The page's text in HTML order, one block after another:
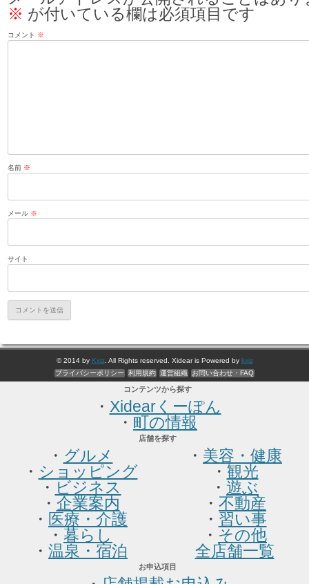
※ が付いている欄は必須項目です
コメント ※
名前 ※
メール ※
サイト
© 2014 by Kxiz. All Rights reserved. Xidear is Powered by kxiz
プライバシーポリシー
利用規約 運営組織 お問い合わせ・FAQ
コンテンツから探す
・ Xidearくーぽん
・ 町の情報
店舗を探す
・ グルメ
・ ショッピング
・ ビジネス
・ 企業案内
・ 医療・介護
・ 暮らし
・ 温泉・宿泊
・ 美容・健康
・ 観光
・ 遊ぶ
・ 不動産
・ 習い事
・ その他
全店舗一覧
お申込項目